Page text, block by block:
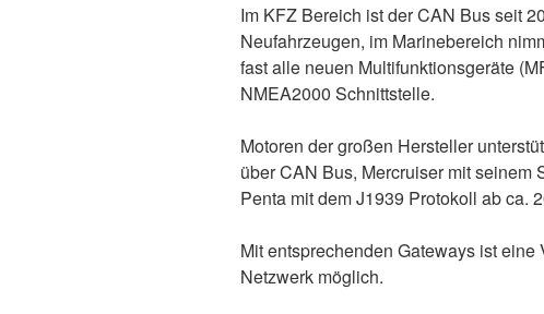
Im KFZ Bereich ist der CAN Bus seit
Neufahrzeugen, im Marinebereich
fast alle neuen Multifunktionsgeräte
NMEA2000 Schnittstelle.
Motoren der großen Hersteller
über CAN Bus, Mercruiser mit seinem
Penta mit dem J1939 Protokoll ab ca.
Mit entsprechenden Gateways ist
Netzwerk möglich.